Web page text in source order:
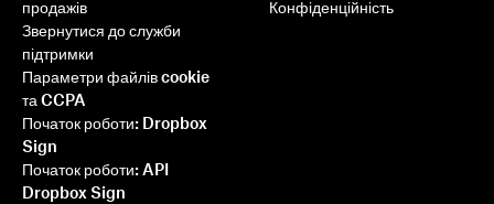
продажів
Звернутися до служби
підтримки
Параметри файлів cookie
та CCPA
Початок роботи: Dropbox
Sign
Початок роботи: API
Dropbox Sign
Конфіденційність